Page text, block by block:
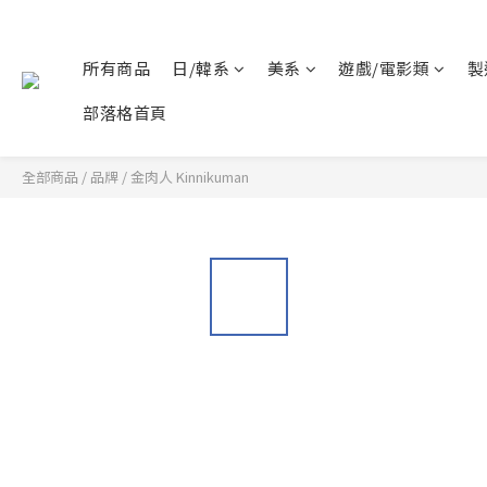
所有商品 日/韓系 美系 遊戲/電影類
部落格首頁
全部商品 / 品牌 /金肉人 Kinnikuman